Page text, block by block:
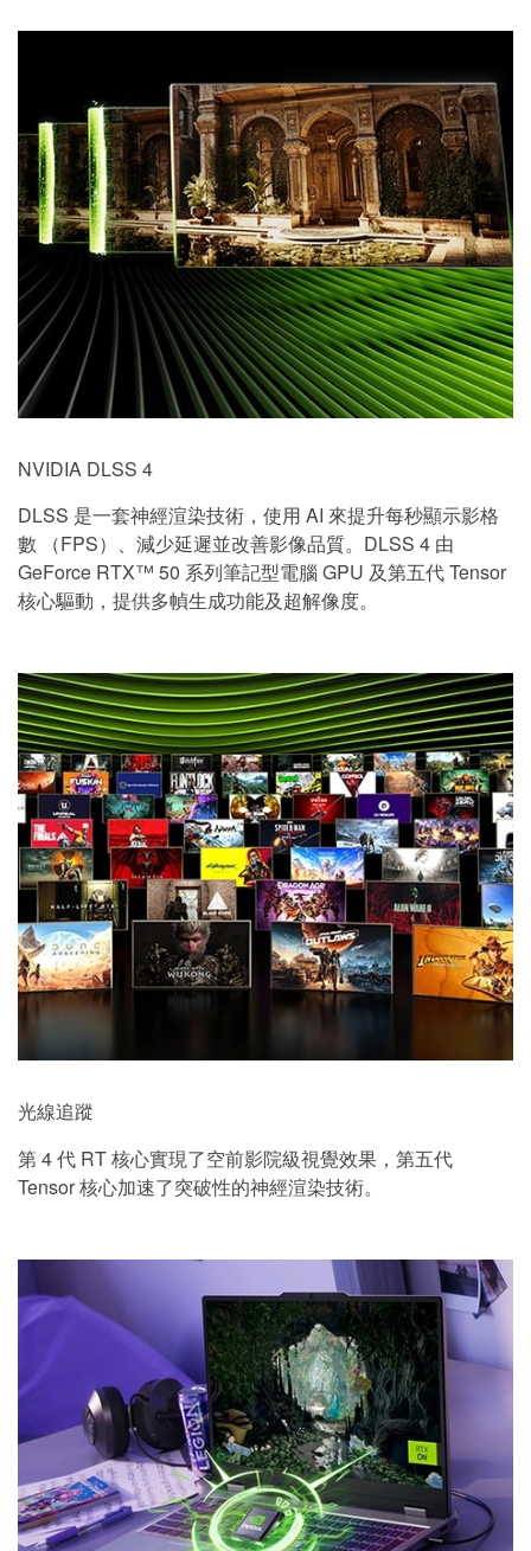
NVIDIA DLSS 4
DLSS 是一套神經渲染技術，使用 AI 來提升每秒顯示影格
數 （FPS）、減少延遲並改善影像品質。DLSS 4 由
GeForce RTX™ 50 系列筆記型電腦 GPU 及第五代 Tensor
核心驅動，提供多幀生成功能及超解像度。
光線追蹤
第 4 代 RT 核心實現了空前影院級視覺效果，第五代
Tensor 核心加速了突破性的神經渲染技術。